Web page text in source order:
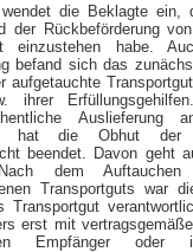
wendet die Beklagte
der Rückbeförderung
einzustehen habe.
befand sich das
aufgetauchte
ihrer
Auslieferung
hat die Obhut der
beendet. Davon geht
dem Auftauchen
Transportguts war
Transportgut
erst mit
Empfänger